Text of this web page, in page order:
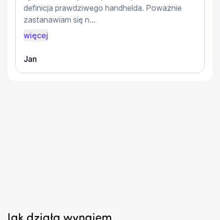
Windows 11 Home daje znajome środowisko do
grania, streamingu i pracy. Dzięki dołączonemu
abonamentowi Xbox Game Pass Ultimate zaczniesz
od razu odkrywać świetne tytuły.
W zestawie
definicja prawdziwego handhelda. Poważnie
zastanawiam się n...
więcej
Jan